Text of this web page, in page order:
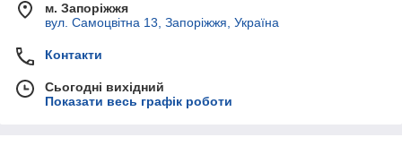
м. Запоріжжя
вул. Самоцвітна 13, Запоріжжя, Україна
Контакти
Сьогодні вихідний
Показати весь графік роботи